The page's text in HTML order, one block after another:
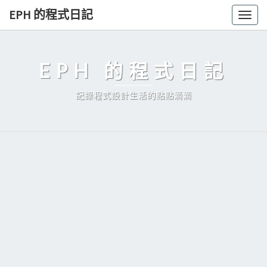
Skip
EPH 的程式日記
EPH 的程式日記
記錄程式設計生活的點點滴滴